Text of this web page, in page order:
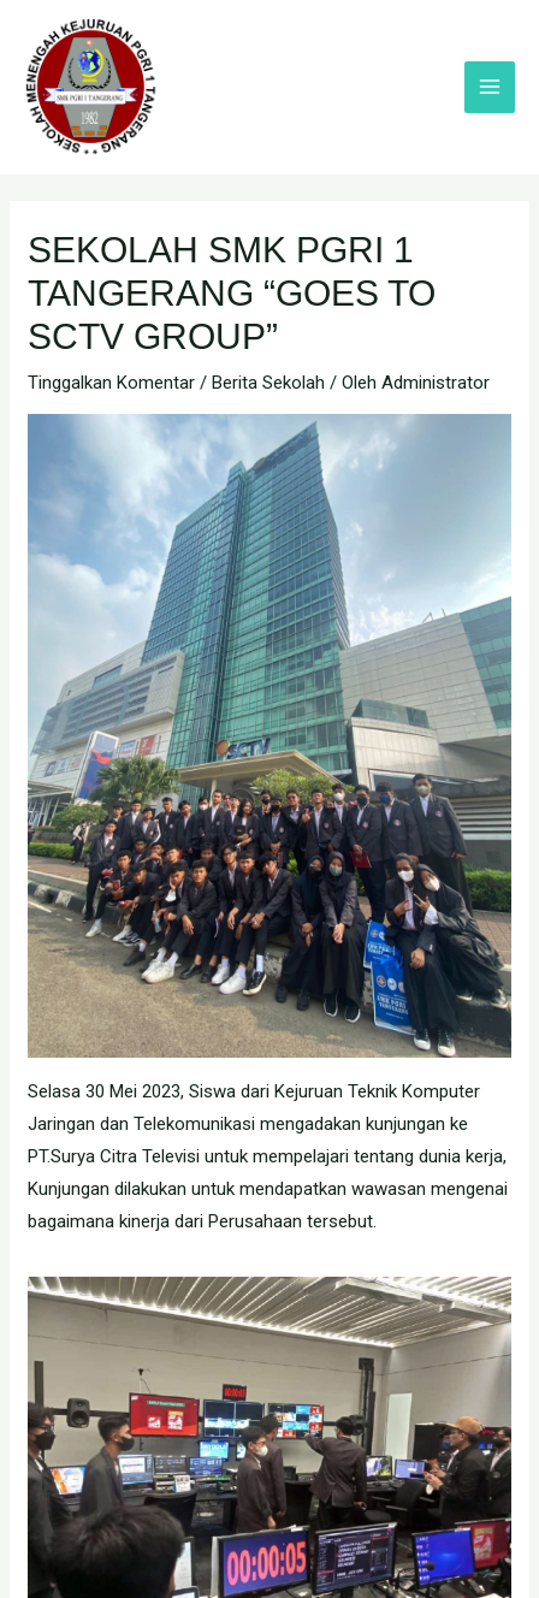
konten
Main
SEKOLAH SMK PGRI 1
TANGERANG “GOES TO
SCTV GROUP”
Tinggalkan Komentar /Berita Sekolah / OlehAdministrator
Selasa 30 Mei 2023, Siswa dari Kejuruan Teknik Komputer
Jaringan dan Telekomunikasi mengadakan kunjungan ke
PT.Surya Citra Televisi untuk mempelajari tentang dunia kerja,
Kunjungan dilakukan untuk mendapatkan wawasan mengenai
bagaimana kinerja dari Perusahaan tersebut.